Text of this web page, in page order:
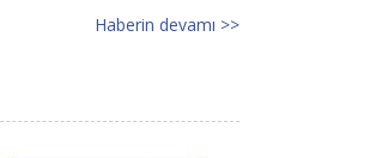
Haberin devamı >>